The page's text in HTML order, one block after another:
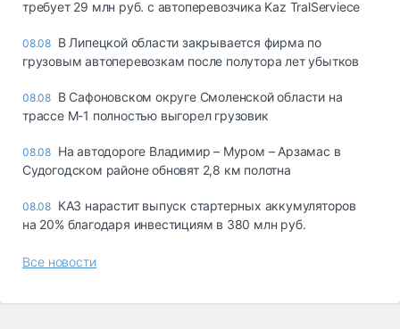
требует 29 млн руб. с автоперевозчика Kaz TralServiece
08.08 В Липецкой области закрывается фирма по
грузовым автоперевозкам после полутора лет убытков
08.08 В Сафоновском округе Смоленской области на
трассе М-1 полностью выгорел грузовик
08.08 На автодороге Владимир – Муром – Арзамас в
Судогодском районе обновят 2,8 км полотна
08.08 КАЗ нарастит выпуск стартерных аккумуляторов
на 20% благодаря инвестициям в 380 млн руб.
Все новости